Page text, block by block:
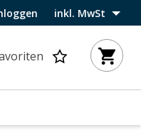
inkl. MwSt